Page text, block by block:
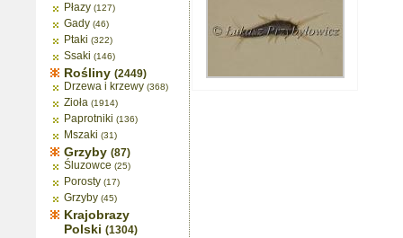
Płazy (127)
Gady (46)
Ptaki (322)
Ssaki (146)
Rośliny (2449)
Drzewa i krzewy (368)
Zioła (1914)
Paprotniki (136)
Mszaki (31)
Grzyby (87)
Śluzowce (25)
Porosty (17)
Grzyby (45)
Krajobrazy
Polski (1304)